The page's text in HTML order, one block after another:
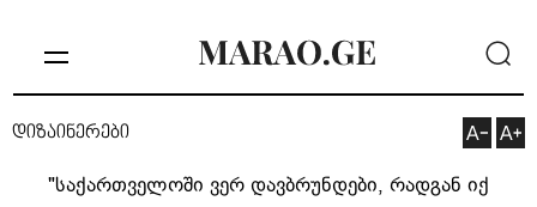
დიზაინერები
"საქართველოში ვერ დავბრუნდები, რადგან იქ